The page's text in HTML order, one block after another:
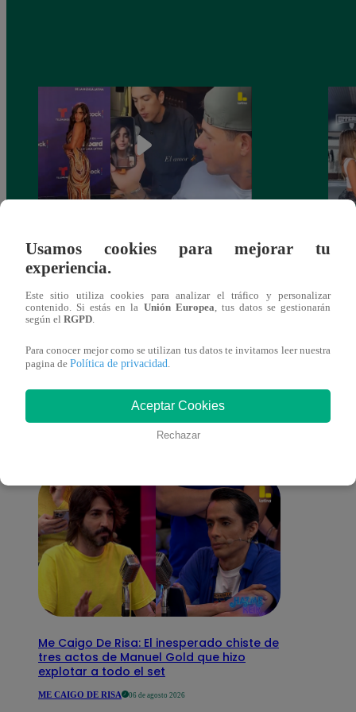
los Billboard: emociones, recuerdos y un
EX que VUELVE a aparecer
También te puede
interesar
Me Caigo De Risa: El inesperado chiste de
tres actos de Manuel Gold que hizo
explotar a todo el set
ME CAIGO DE RISA 06 de agosto 2026
Usamos cookies para mejorar tu
experiencia.
Este sitio utiliza cookies para analizar el tráfico y personalizar
contenido. Si estás en la Unión Europea , tus datos se gestionarán
según el RGPD
Para conocer mejor como se utilizan tus datos te invitamos leer nuestra
pagina de Política de privacidad
Aceptar Cookies
Rechazar